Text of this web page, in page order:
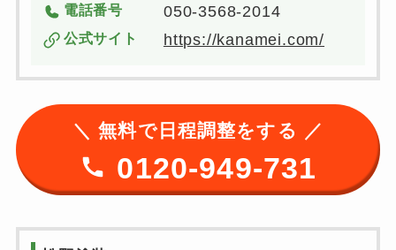
電話番号 050-3568-2014
公式サイト https://kanamei.com/
＼ 無料で日程調整をする ／
0120-949-731